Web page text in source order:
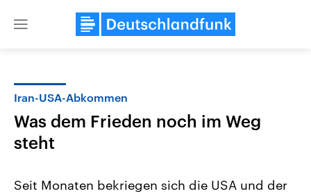
Close
Iran-USA-Abkommen
Was dem Frieden noch im Weg
steht
Seit Monaten bekriegen sich die USA und der